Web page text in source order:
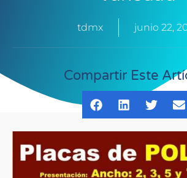
tdmx junio 22,
Compartir Este